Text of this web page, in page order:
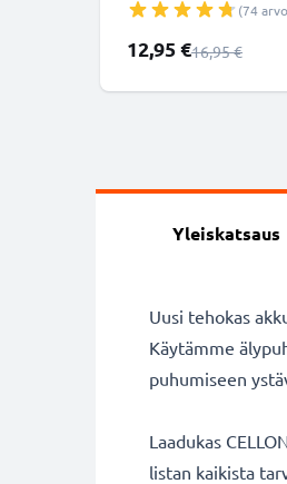
kokoontaitettava
bluetooth-
puhelimelle ja
(74
Erikoishinta
12,95 €Normaali hinta
16,95 €
Yleiskatsaus
Uusi tehokas
Käytämme
puhumiseen
Laadukas
listan kaikista